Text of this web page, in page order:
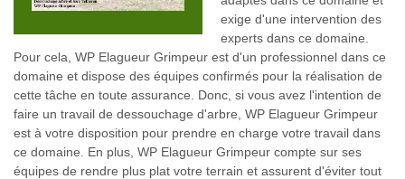
exige d'une intervention des
experts dans ce domaine.
Pour cela, WP Elagueur Grimpeur est d'un professionnel dans ce
domaine et dispose des équipes confirmés pour la réalisation de
cette tâche en toute assurance. Donc, si vous avez l'intention de
faire un travail de dessouchage d'arbre, WP Elagueur Grimpeur
est à votre disposition pour prendre en charge votre travail dans
ce domaine. En plus, WP Elagueur Grimpeur compte sur ses
équipes de rendre plus plat votre terrain et assurent d'éviter tout